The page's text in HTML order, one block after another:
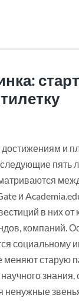
и
пять
и
в них от
компаний.
социальному
меняют старую
ненужные